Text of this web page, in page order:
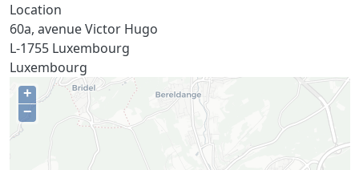
Location
60a, avenue Victor Hugo
L-1755 Luxembourg
Luxembourg
+
−